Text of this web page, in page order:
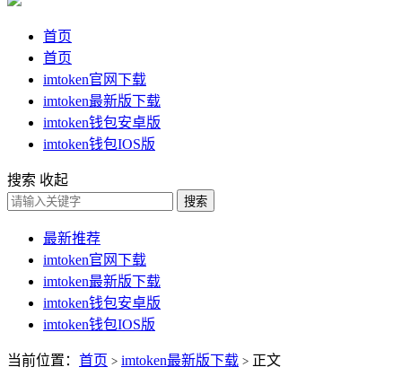
首页
首页
imtoken官网下载
imtoken最新版下载
imtoken钱包安卓版
imtoken钱包IOS版
搜索 收起
搜索
最新推荐
imtoken官网下载
imtoken最新版下载
imtoken钱包安卓版
imtoken钱包IOS版
当前位置： 首页 > imtoken最新版下载 > 正文